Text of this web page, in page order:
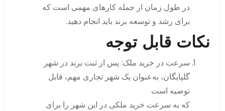
در طول زمان از جمله کارهای مهمی است که
برای رشد و توسعه برند باید انجام دهید.
نکات قابل توجه
سرعت در خرید ملک: پس از ثبت برند در شهر
گلپایگان، به‌عنوان یک شهر تجاری مهم، قابل
توصیه است
که به سرعت خرید ملکی در این شهر را برای